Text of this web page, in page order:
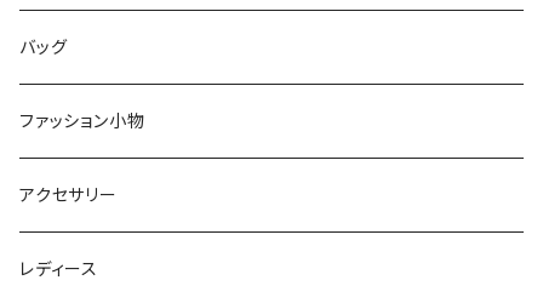
ショートパンツ
スカート
オールインワン
バッグ
ファッション小物
アクセサリー
レディース